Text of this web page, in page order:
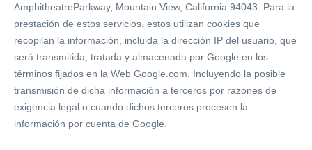
AmphitheatreParkway, Mountain View, California 94043. Para la
prestación de estos servicios, estos utilizan cookies que
recopilan la información, incluida la dirección IP del usuario, que
será transmitida, tratada y almacenada por Google en los
términos fijados en la Web Google.com. Incluyendo la posible
transmisión de dicha información a terceros por razones de
exigencia legal o cuando dichos terceros procesen la
información por cuenta de Google.